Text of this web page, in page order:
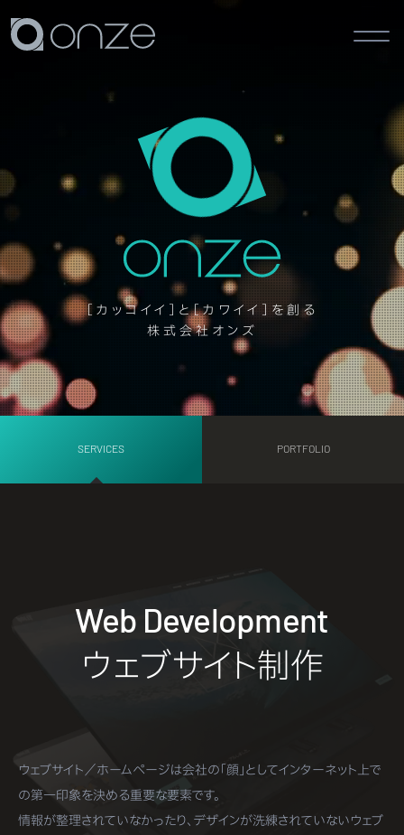
［カッコイイ］と［カワイイ］を創る
株式会社オンズ
SERVICES PORTFOLIO
Web Development
ウェブサイト制作
ウェブサイト／ホームページは会社の「顔」としてインターネット上で
の第一印象を決める重要な要素です。
情報が整理されていなかったり、デザインが洗練されていないウェブ